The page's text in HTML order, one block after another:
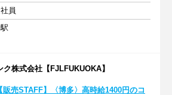
員
株式会社【FJLFUKUOKA】
【販売STAFF】〈博多〉高時給1400円のコ